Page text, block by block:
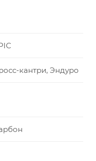
кантри, Эндуро